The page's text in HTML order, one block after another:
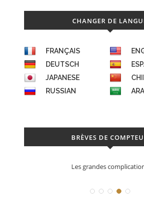
CHANGER DE
FRANÇAIS
DEUTSCH
JAPANESE
RUSSIAN
BRÈVES DE
Déconstruction Parmigiani